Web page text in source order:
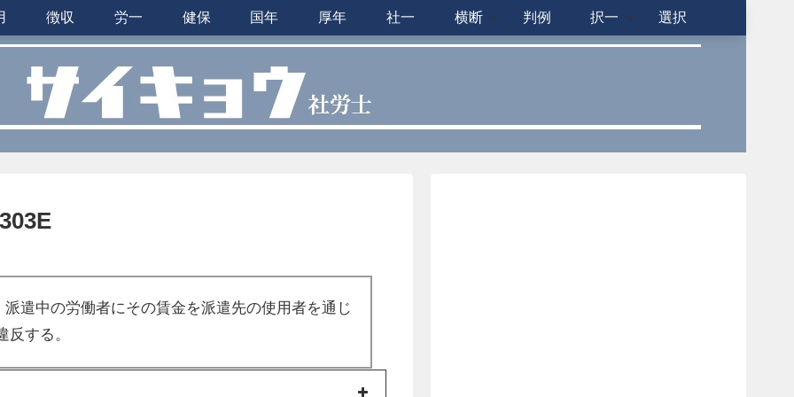
徴収 労一 健保 国年 厚年 社一 横断 判例 択一 選択
遣中の労働者にその賃金を派遣先の使用者を通じ
する。